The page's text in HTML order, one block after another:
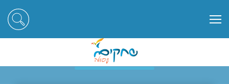
ספרייה עירונית